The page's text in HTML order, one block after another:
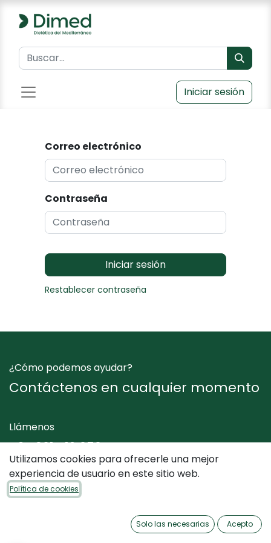
Iniciar sesión
Correo electrónico
Contraseña
Iniciar sesión
Restablecer contraseña
¿Cómo podemos ayudar?
Contáctenos en cualquier momento
Llámenos
+34 961 412 050
Envíenos un mensaje
Utilizamos cookies para ofrecerle una mejor
experiencia de usuario en este sitio web.
Política de cookies
Solo las necesarias Acepto